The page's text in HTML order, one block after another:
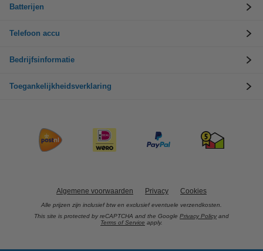
Batterijen
Telefoon accu
Bedrijfsinformatie
Toegankelijkheidsverklaring
Algemene voorwaarden Privacy Cookies
Alle prijzen zijn inclusief btw en exclusief eventuele verzendkosten.
This site is protected by reCAPTCHA and the Google Privacy Policy and
Terms of Service apply.